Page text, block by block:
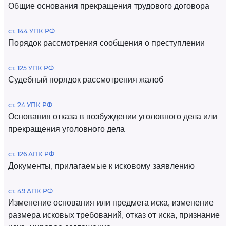
Общие основания прекращения трудового договора
ст. 144 УПК РФ
Порядок рассмотрения сообщения о преступлении
ст. 125 УПК РФ
Судебный порядок рассмотрения жалоб
ст. 24 УПК РФ
Основания отказа в возбуждении уголовного дела или
прекращения уголовного дела
ст. 126 АПК РФ
Документы, прилагаемые к исковому заявлению
ст. 49 АПК РФ
Изменение основания или предмета иска, изменение
размера исковых требований, отказ от иска, признание